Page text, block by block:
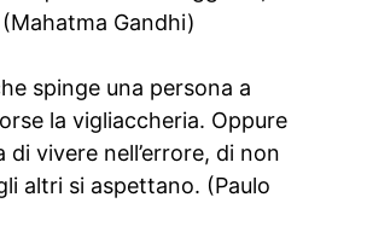
Gandhi)
spinge una persona a
la vigliaccheria. Oppure
di vivere nell’errore, di non
altri si aspettano. (Paulo